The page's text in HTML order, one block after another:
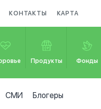
КОНТАКТЫ КАРТА
Продукты Фонды
СМИ Блогеры